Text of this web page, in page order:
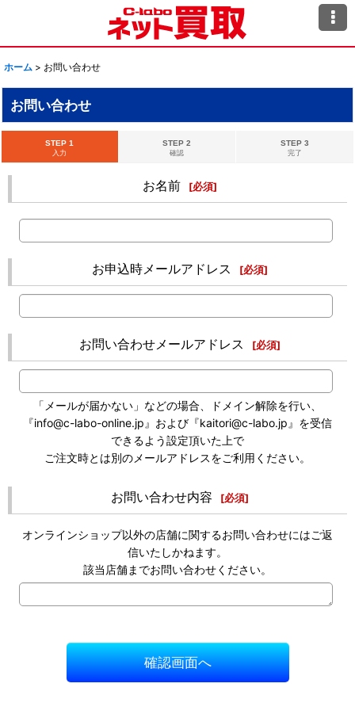
ホーム > お問い合わせ
お問い合わせ
STEP 1
入力
STEP 2
確認
STEP 3
完了
お名前 [必須]
お申込時メールアドレス [必須]
お問い合わせメールアドレス [必須]
「メールが届かない」などの場合、ドメイン解除を行い、
『info@c-labo-online.jp』および『kaitori@c-labo.jp』を受信
できるよう設定頂いた上で
ご注文時とは別のメールアドレスをご利用ください。
お問い合わせ内容 [必須]
オンラインショップ以外の店舗に関するお問い合わせにはご返
信いたしかねます。
該当店舗までお問い合わせください。
確認画面へ